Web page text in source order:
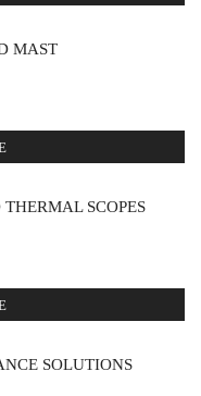
MAST
SCOPES
SOLUTIONS